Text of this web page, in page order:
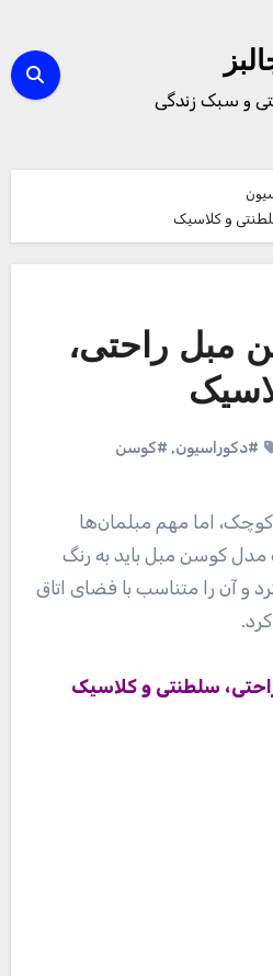
و سبک زندگی
مبل راحتی،
#دکوراسیون, #کوسن
اما مهم مبلمان‌ها
مدل کوسن مبل باید به رنگ
و آن را متناسب با فضای اتاق